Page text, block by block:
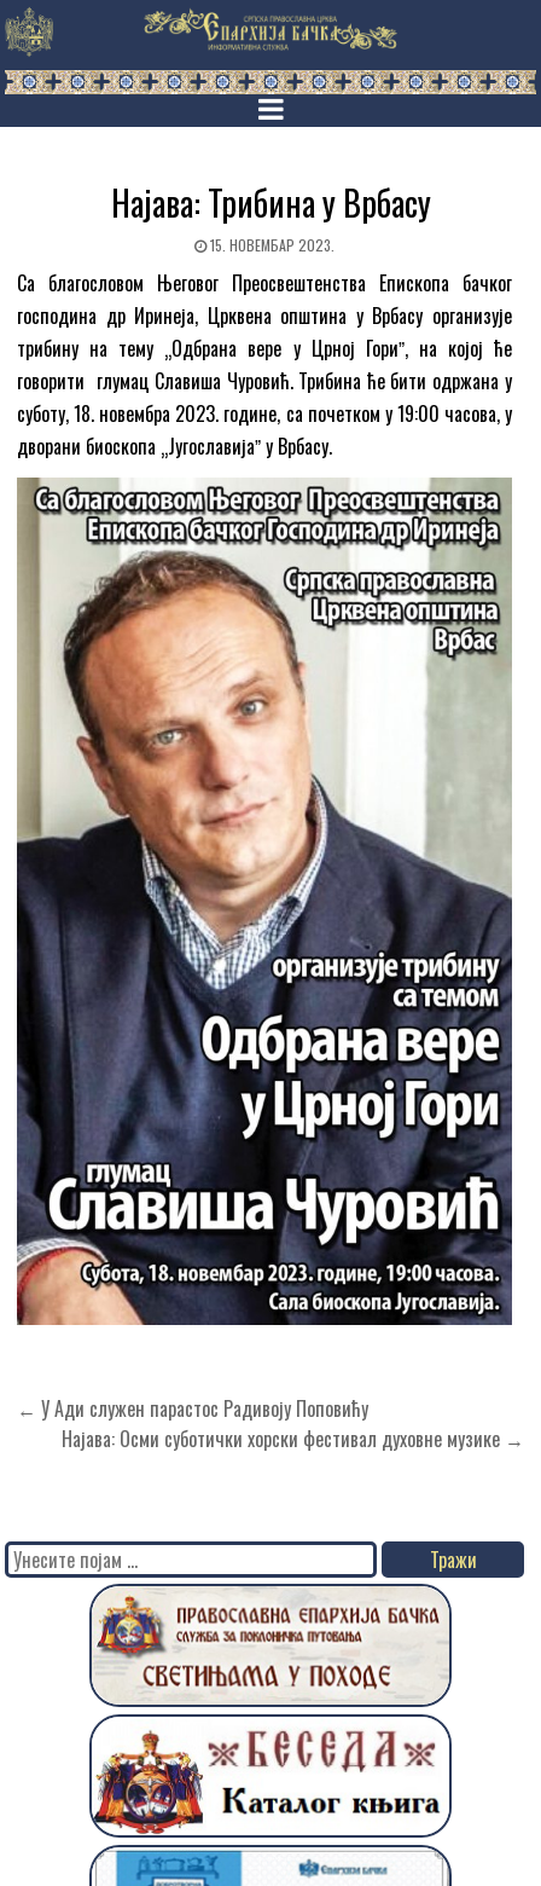
Најава: Трибина у Врбасу
15. НОВЕМБАР 2023.
Са благословом Његовог Преосвештенства Епископа бачког
господина др Иринеја, Црквена општина у Врбасу организује
трибину на тему „Одбрана вере у Црној Гориˮ, на којој ће
говорити глумац Славиша Чуровић. Трибина ће бити одржана у
суботу, 18. новембра 2023. године, са почетком у 19:00 часова, у
дворани биоскопа „Југославијаˮ у Врбасу.
Кретање
чланка
← У Ади служен парастос Радивоју Поповићу
Најава: Осми суботички хорски фестивал духовне музике →
Search
for: